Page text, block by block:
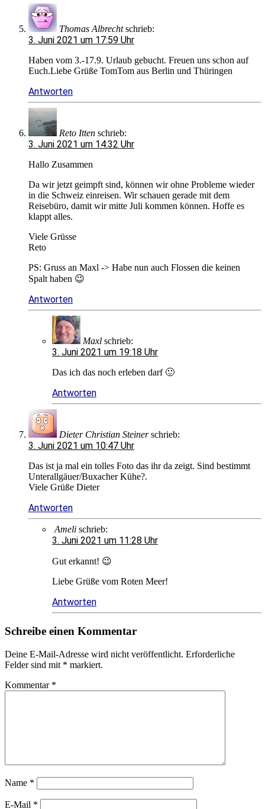
Thomas Albrechtschrieb:
3. Juni 2021 um 17:59 Uhr
Haben vom 3.-17.9. Urlaub gebucht. Freuen uns schon auf
Euch.Liebe Grüße TomTom aus Berlin und Thüringen
Antworten
Reto Itten schrieb:
3. Juni 2021 um 14:32 Uhr
Hallo Zusammen
Da wir jetzt geimpft sind, können wir ohne Probleme wieder
in die Schweiz einreisen. Wir schauen gerade mit dem
Reisebüro, damit wir mitte Juli kommen können. Hoffe es
klappt alles.
Viele Grüsse
Reto
PS: Gruss an Maxl -> Habe nun auch Flossen die keinen
Spalt haben 😉
Antworten
Maxl schrieb:
3. Juni 2021 um 19:18 Uhr
Das ich das noch erleben darf 🙂
Antworten
Dieter Christian Steinerschrieb:
3. Juni 2021 um 10:47 Uhr
Das ist ja mal ein tolles Foto das ihr da zeigt. Sind bestimmt
Unterallgäuer/Buxacher Kühe?.
Viele Grüße Dieter
Antworten
Ameli schrieb:
3. Juni 2021 um 11:28 Uhr
Gut erkannt! 😉
Liebe Grüße vom Roten Meer!
Antworten
Schreibe einen Kommentar
Deine E-Mail-Adresse wird nicht veröffentlicht. Erforderliche
Felder sind mit * markiert.
Kommentar *
Name *
E-Mail *